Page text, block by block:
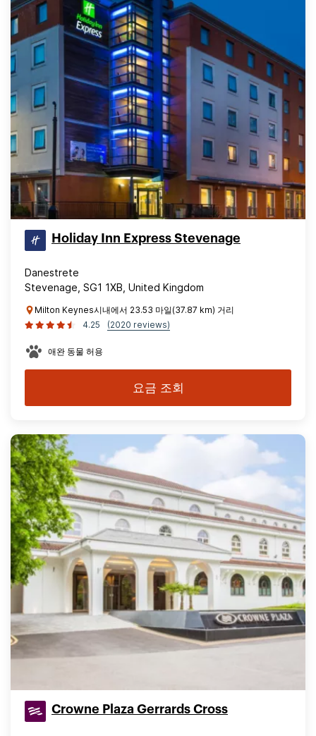
Holiday Inn Express Stevenage
Danestrete
Stevenage, SG1 1XB, United Kingdom
Milton Keynes시내에서 23.53 마일(37.87 km) 거리
4.25
(2020 reviews)
애완 동물 허용
요금 조회
Crowne Plaza Gerrards Cross